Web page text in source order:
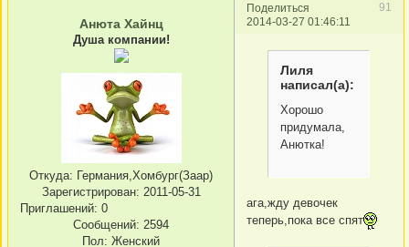
Поделиться
91
2014-03-27 01:46:11
Анюта Хайнц
Душа компании!
Откуда: Германия,Хомбург(Заар)
Зарегистрирован: 2011-05-31
Приглашений: 0
Сообщений: 2594
Пол: Женский
Лиля
написал(а):
Хорошо
придумала,
Анютка!
ага,жду девочек
теперь,пока все спят